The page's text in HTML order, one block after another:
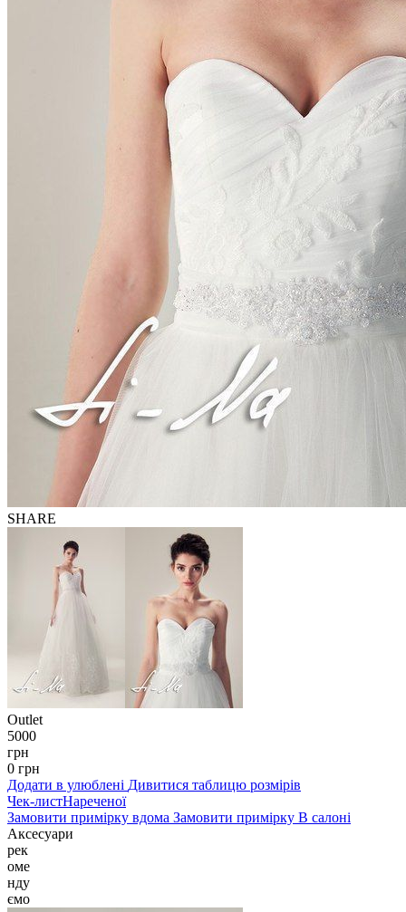
SHARE
Outlet
5000
грн
0 грн
Додати в улюблені Дивитися таблицю розмірів
Чек-листНареченої
Замовити примірку вдома Замовити примірку В салоні
Аксесуари
рек
оме
нду
ємо